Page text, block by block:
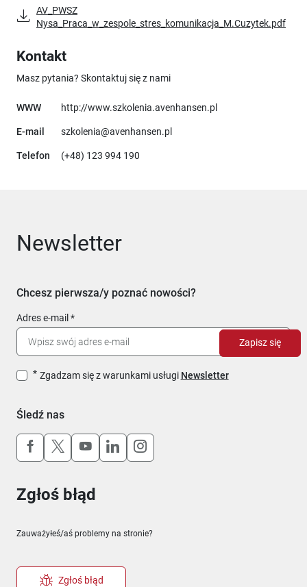
AV_PWSZ
Nysa_Praca_w_zespole_stres_komunikacja_M.Cuzytek.pdf
Kontakt
Masz pytania? Skontaktuj się z nami
WWW http://www.szkolenia.avenhansen.plUwaga, link otworzy
E-mail szkolenia@avenhansen.pl
Telefon (+48) 123 994 190
Newsletter
Chcesz pierwsza/y poznać nowości?
Adres e-mail
Zgadzam się z warunkami usługi Newsletter
Zapisz się
Śledź nas
Uwaga, link otworzy się w nowym oknie
Uwaga, link otworzy się w nowym oknie
Uwaga, link otworzy się w nowym
Uwaga, link otworzy się w
Uwaga, link otworzy się w
Zgłoś błąd
Zauważyłeś/aś problemy na stronie?
Zgłoś błąd